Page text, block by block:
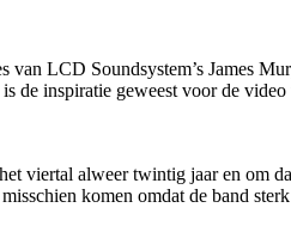
LCD Soundsystem’s James
de inspiratie geweest voor de
viertal alweer twintig jaar en om
komen omdat de band